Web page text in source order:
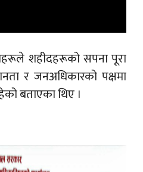
शहीदहरूको सपना पूरा
र जनअधिकारको पक्षमा
बताएका थिए ।